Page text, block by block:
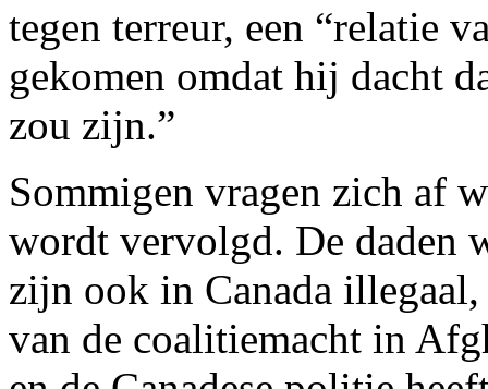
tegen terreur, een “relatie
gekomen omdat hij dacht
zou zijn.”
Sommigen vragen zich af
wordt vervolgd. De daden
zijn ook in Canada illegaal,
van de coalitiemacht in